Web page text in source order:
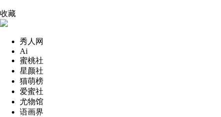
收藏
秀人网
Ai
蜜桃社
星颜社
猫萌榜
爱蜜社
尤物馆
语画界